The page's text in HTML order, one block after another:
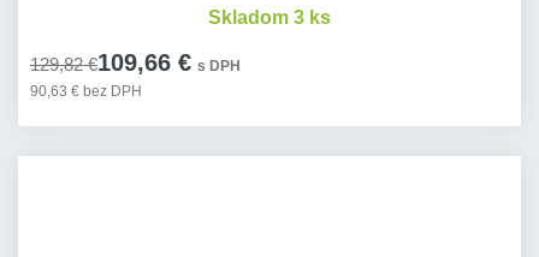
129,82 €109,66 € s DPH
90,63 € bez DPH
Skladom 3 ks